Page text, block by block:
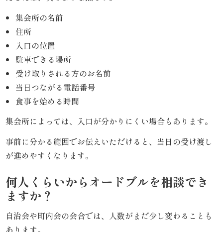
シ
リ
ー
ズ
で
選
た
ひ
さ
集会所の名前
住所
入口の位置
駐車できる場所
受け取りされる方のお名前
当日つながる電話番号
食事を始める時間
集会所によっては、入口が分かりにくい場合もあります。
事前に分かる範囲でお伝えいただけると、当日の受け渡し
が進めやすくなります。
何人くらいからオードブルを相談でき
ますか？
自治会や町内会の会合では、人数がまだ少し変わることも
あります。